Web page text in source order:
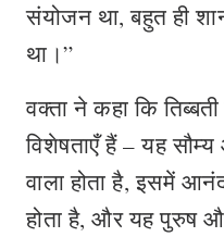
संयोजन था, बहुत ही
था।”
वक्ता ने कहा कि
विशेषताएँ हैं – यह
वाला होता है, इसमें
होता है, और यह पुरुष